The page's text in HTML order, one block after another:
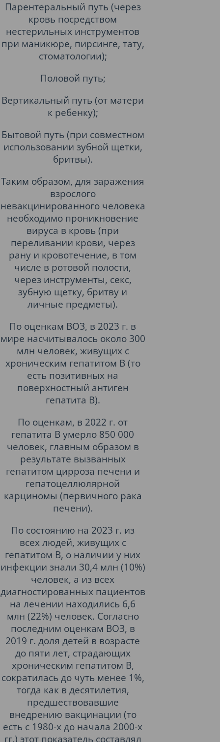
Парентеральный путь (через
кровь посредством
нестерильных инструментов
при маникюре, пирсинге, тату,
стоматологии);
Половой путь;
Вертикальный путь (от матери
к ребенку);
Бытовой путь (при совместном
использовании зубной щетки,
бритвы).
Таким образом, для заражения
взрослого
невакцинированного человека
необходимо проникновение
вируса в кровь (при
переливании крови, через
рану и кровотечение, в том
числе в ротовой полости,
через инструменты, секс,
зубную щетку, бритву и
личные предметы).
По оценкам ВОЗ, в 2023 г. в
мире насчитывалось около 300
млн человек, живущих с
хроническим гепатитом В (то
есть позитивных на
поверхностный антиген
гепатита В).
По оценкам, в 2022 г. от
гепатита В умерло 850 000
человек, главным образом в
результате вызванных
гепатитом цирроза печени и
гепатоцеллюлярной
карциномы (первичного рака
печени).
По состоянию на 2023 г. из
всех людей, живущих с
гепатитом B, о наличии у них
инфекции знали 30,4 млн (10%)
человек, а из всех
диагностированных пациентов
на лечении находились 6,6
млн (22%) человек. Согласно
последним оценкам ВОЗ, в
2019 г. доля детей в возрасте
до пяти лет, страдающих
хроническим гепатитом В,
сократилась до чуть менее 1%,
тогда как в десятилетия,
предшествовавшие
внедрению вакцинации (то
есть с 1980-х до начала 2000-х
гг.) этот показатель составлял